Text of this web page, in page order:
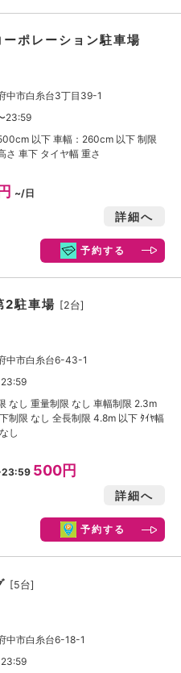
ポレーション駐車場
中市白糸台3丁目39-1
23:59
以下 車幅：260cm 以下 制限
さ 車下 タイヤ幅 重さ
~/日
詳細へ
予約する
2駐車場 [2台]
中市白糸台6-43-1
なし 重量制限 なし 車幅制限 2.3m
制限 なし 全長制限 4.8m 以下 ﾀｲﾔ幅
し
500円
詳細へ
予約する
[5台]
中市白糸台6-18-1